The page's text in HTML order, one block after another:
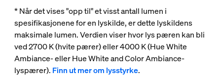
* Når det vises "opp til" et visst antall lumen i
spesifikasjonene for en lyskilde, er dette lyskildens
maksimale lumen. Verdien viser hvor lys pæren kan bli
ved 2700 K (hvite pærer) eller 4000 K (Hue White
Ambiance- eller Hue White and Color Ambiance-
lyspærer). Finn ut mer om lysstyrke.